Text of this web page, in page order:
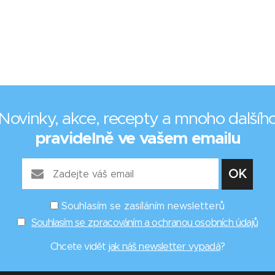
Novinky, akce, recepty a mnoho
pravidelně ve vašem emailu
Souhlasím se zasíláním newsletterů
Souhlasím se zpracováním a ochranou osobních údajů
Chcete vidět jak náš newsletter vypadá?